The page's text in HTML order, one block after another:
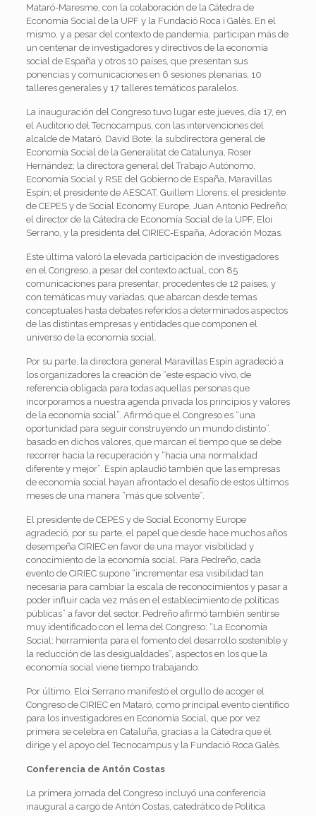
Mataró-Maresme, con la colaboración de la Cátedra de
Economía Social de la UPF y la Fundació Roca i Galès. En el
mismo, y a pesar del contexto de pandemia, participan más de
un centenar de investigadores y directivos de la economía
social de España y otros 10 países, que presentan sus
ponencias y comunicaciones en 6 sesiones plenarias, 10
talleres generales y 17 talleres temáticos paralelos.
La inauguración del Congreso tuvo lugar este jueves, día 17, en
el Auditorio del Tecnocampus, con las intervenciones del
alcalde de Mataró, David Bote; la subdirectora general de
Economía Social de la Generalitat de Catalunya, Roser
Hernández; la directora general del Trabajo Autónomo,
Economía Social y RSE del Gobierno de España, Maravillas
Espín; el presidente de AESCAT, Guillem Llorens; el presidente
de CEPES y de Social Economy Europe, Juan Antonio Pedreño;
el director de la Cátedra de Economía Social de la UPF, Eloi
Serrano, y la presidenta del CIRIEC-España, Adoración Mozas.
Este última valoró la elevada participación de investigadores
en el Congreso, a pesar del contexto actual, con 85
comunicaciones para presentar, procedentes de 12 países, y
con temáticas muy variadas, que abarcan desde temas
conceptuales hasta debates referidos a determinados aspectos
de las distintas empresas y entidades que componen el
universo de la economía social.
Por su parte, la directora general Maravillas Espín agradeció a
los organizadores la creación de “este espacio vivo, de
referencia obligada para todas aquellas personas que
incorporamos a nuestra agenda privada los principios y valores
de la economía social”. Afirmó que el Congreso es “una
oportunidad para seguir construyendo un mundo distinto”,
basado en dichos valores, que marcan el tiempo que se debe
recorrer hacia la recuperación y “hacia una normalidad
diferente y mejor”. Espín aplaudió también que las empresas
de economía social hayan afrontado el desafío de estos últimos
meses de una manera “más que solvente”.
El presidente de CEPES y de Social Economy Europe
agradeció, por su parte, el papel que desde hace muchos años
desempeña CIRIEC en favor de una mayor visibilidad y
conocimiento de la economía social. Para Pedreño, cada
evento de CIRIEC supone “incrementar esa visibilidad tan
necesaria para cambiar la escala de reconocimientos y pasar a
poder influir cada vez más en el establecimiento de políticas
públicas” a favor del sector. Pedreño afirmó también sentirse
muy identificado con el lema del Congreso: “La Economía
Social: herramienta para el fomento del desarrollo sostenible y
la reducción de las desigualdades”, aspectos en los que la
economía social viene tiempo trabajando.
Por último, Eloi Serrano manifestó el orgullo de acoger el
Congreso de CIRIEC en Mataró, como principal evento científico
para los investigadores en Economía Social, que por vez
primera se celebra en Cataluña, gracias a la Cátedra que él
dirige y el apoyo del Tecnocampus y la Fundació Roca Galès.
Conferencia de Antón Costas
La primera jornada del Congreso incluyó una conferencia
inaugural a cargo de Antón Costas, catedrático de Política